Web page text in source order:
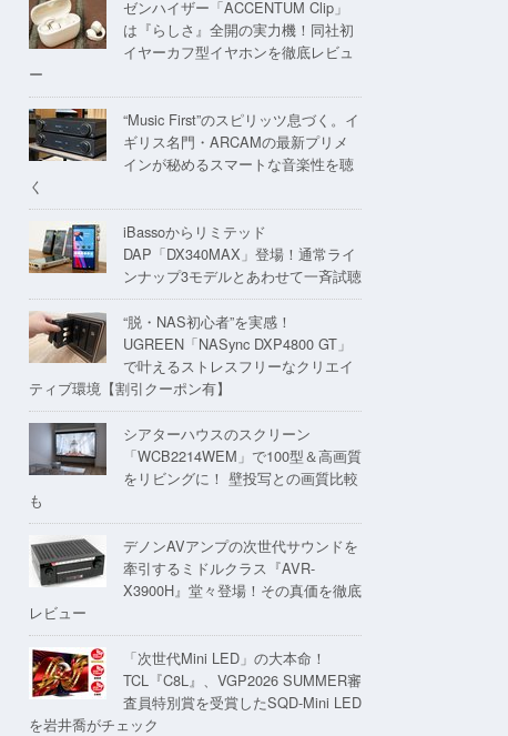
ゼンハイザー「ACCENTUM Clip」
は『らしさ』全開の実力機！同社初
イヤーカフ型イヤホンを徹底レビュ
ー
“Music First”のスピリッツ息づく。イ
ギリス名門・ARCAMの最新プリメ
インが秘めるスマートな音楽性を聴
く
iBassoからリミテッド
DAP「DX340MAX」登場！通常ライ
ンナップ3モデルとあわせて一斉試聴
“脱・NAS初心者”を実感！
UGREEN「NASync DXP4800 GT」
で叶えるストレスフリーなクリエイ
ティブ環境【割引クーポン有】
シアターハウスのスクリーン
「WCB2214WEM」で100型＆高画質
をリビングに！ 壁投写との画質比較
も
デノンAVアンプの次世代サウンドを
牽引するミドルクラス『AVR-
X3900H』堂々登場！その真価を徹底
レビュー
「次世代Mini LED」の大本命！
TCL『C8L』、VGP2026 SUMMER審
査員特別賞を受賞したSQD-Mini LED
を岩井喬がチェック